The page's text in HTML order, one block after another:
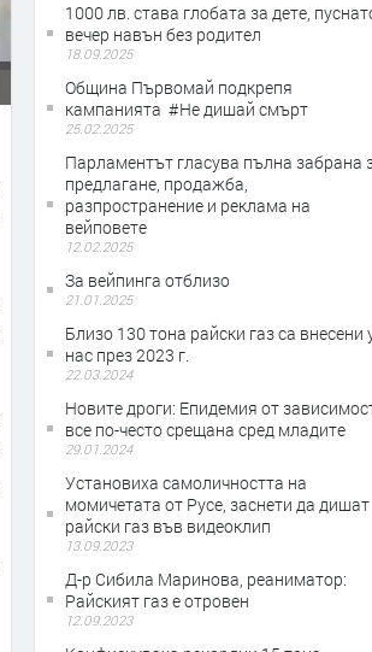
1000 лв. става глобата за дете,
вечер навън без родител
18.09.2025
Община Първомай подкрепя
кампанията #Не дишай смърт
25.02.2025
Парламентът гласува пълна забрана
предлагане, продажба,
разпространение и реклама на
вейповете
12.02.2025
За вейпинга отблизо
21.01.2025
Близо 130 тона райски газ са внесени
нас през 2023 г.
22.03.2024
Новите дроги: Епидемия от
все по-често срещана сред младите
29.01.2024
Установиха самоличността на
момичетата от Русе, заснети да дишат
райски газ във видеоклип
13.09.2023
Д-р Сибила Маринова, реаниматор:
Райският газ е отровен
12.09.2023